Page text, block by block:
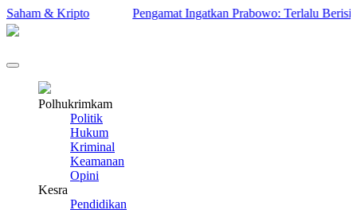
& Kripto Pengamat Ingatkan Prabowo: Terlalu Berisiko
Polhukrimkam
Politik
Hukum
Kriminal
Keamanan
Opini
Kesra
Pendidikan